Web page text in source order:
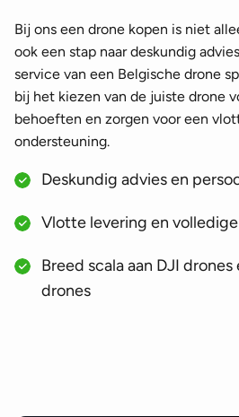
Bij ons een drone kopen is niet
ook een stap naar deskundig
service van een Belgische drone
bij het kiezen van de juiste drone
behoeften en zorgen voor een
ondersteuning.
Deskundig advies en
Vlotte levering en
Breed scala aan DJI
drones